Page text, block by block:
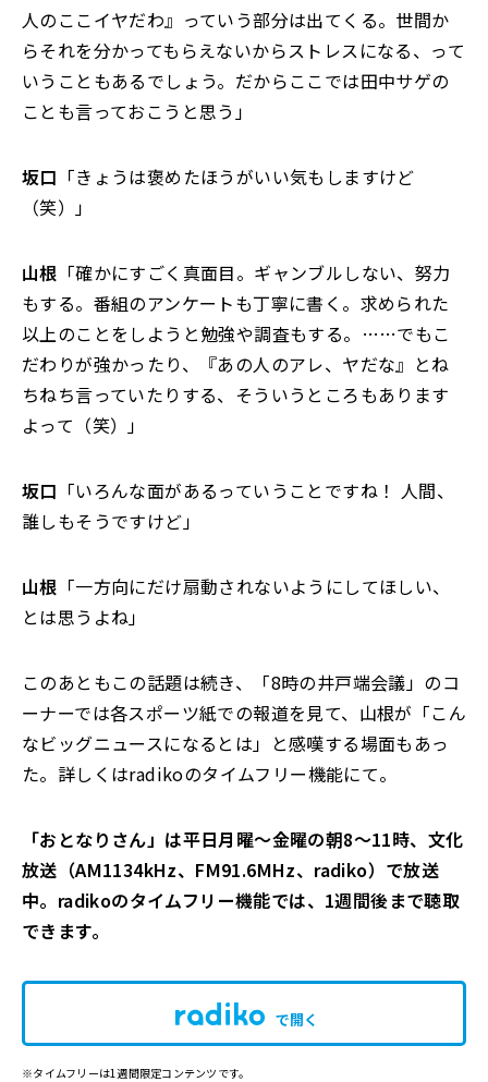
人のここイヤだわ』っていう部分は出てくる。世間か
らそれを分かってもらえないからストレスになる、って
いうこともあるでしょう。だからここでは田中サゲの
ことも言っておこうと思う」
坂口 「きょうは褒めたほうがいい気もしますけど
（笑）」
山根 「確かにすごく真面目。ギャンブルしない、努力
もする。番組のアンケートも丁寧に書く。求められた
以上のことをしようと勉強や調査もする。……でもこ
だわりが強かったり、『あの人のアレ、ヤだな』とね
ちねち言っていたりする、そういうところもあります
よって（笑）」
坂口 「いろんな面があるっていうことですね！ 人間、
誰しもそうですけど」
山根 「一方向にだけ扇動されないようにしてほしい、
とは思うよね」
このあともこの話題は続き、「8時の井戸端会議」のコ
ーナーでは各スポーツ紙での報道を見て、山根が「こん
なビッグニュースになるとは」と感嘆する場面もあっ
た。詳しくはradikoのタイムフリー機能にて。
「おとなりさん」は平日月曜～金曜の朝8～11時、文化
放送（AM1134kHz、FM91.6MHz、radiko）で放送
中。radikoのタイムフリー機能では、1週間後まで聴取
できます。
で開く
※タイムフリーは1週間限定コンテンツです。